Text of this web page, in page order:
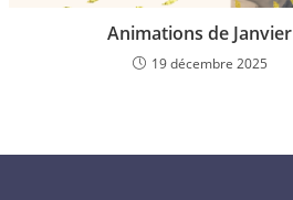
Animations de Janvier
19 décembre 2025